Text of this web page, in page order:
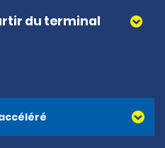
du terminal